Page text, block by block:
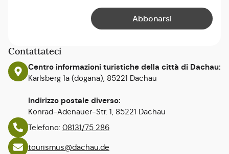
Contattateci
Centro informazioni turistiche della città di Dachau:
Karlsberg 1a (dogana), 85221 Dachau
Indirizzo postale diverso:
Konrad-Adenauer-Str. 1, 85221 Dachau
Telefono: 08131/75 286
tourismus@dachau.de